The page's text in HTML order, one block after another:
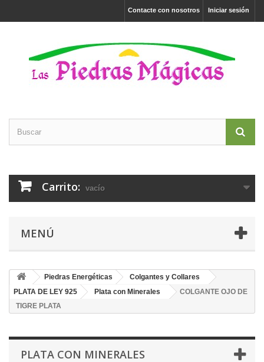
Iniciar sesión
Contacte con nosotros
Carrito: vacío
MENÚ
Piedras Energéticas
Colgantes y Collares
PLATA DE LEY 925
Plata con Minerales
COLGANTE OJO DE
TIGRE PLATA
PLATA CON MINERALES